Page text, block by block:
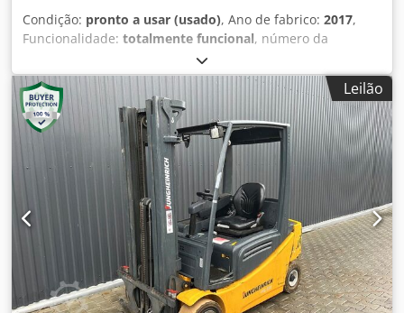
Condição: pronto a usar (usado), Ano de fabrico: 2017,
Funcionalidade: totalmente funcional, número da
R17393-376-4-0
capacidade de carga:8 kg, modelo de controlador:
Yaskawa YRC1000
, fabricante de terminais de
programação: Yaskawa, número de eixos: 6 , DETALHES
TÉCNICOS Eixos do robô: 6 Carga útil: 8 kg Peso do braço
do robô: 32 kg DETALHES DA MÁQUINA Dkedpfx
Aozmwafskwjr Controlador: Yaskawa YRC1000 Fabricante
do painel de programação: Yaskawa Alimentação: 3 fases
CA 380–440 V, 50/60 Hz Corrente de entrada: 15 A Corrente
máxima de proteção contra sobrecarga do equipamento:
15 A Corrente de curto-circuito: 2,5 kA Tipo de fonte de
alimentação: ERAR-1000-06VX8-E10 EQUIPAMENTO Braço
do robô Yaskawa Motoman GP8 Controlador de robô
Yaskawa YRC1000
Leilão